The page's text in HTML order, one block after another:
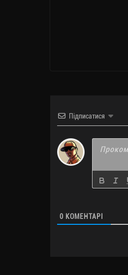
Підписатися
0 КОМЕНТАРІ